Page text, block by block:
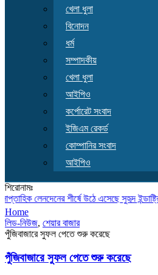
খেলা ধুলা
বিনোদন
ধর্ম
সম্পাদকীয়
খেলা ধুলা
আইপিও
কর্পোরেট সংবাদ
ইজিএম রেকর্ড
কোম্পানির সংবাদ
আইপিও
শিরোনামঃ
লেনদেনের শীর্ষে উঠে এসেছে সুহৃদ ইন্ডাষ্ট্রিজ
Home
লিড-নিউজ, শেয়ার বাজার
পুঁজিবাজারে সুফল পেতে শুরু করেছে
পুঁজিবাজারে সুফল পেতে শুরু করেছে